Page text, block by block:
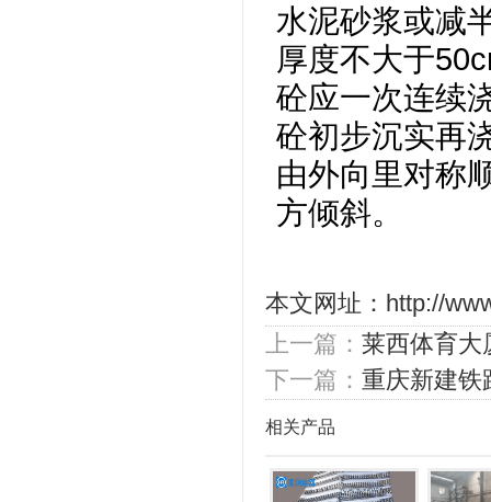
水泥砂浆或减
厚度不大于
砼应一次连续
砼初步沉实再
由外向里对称
方倾斜。
本文网址： http://
上一篇： 莱西体育大
下一篇： 重庆新建铁
相关产品